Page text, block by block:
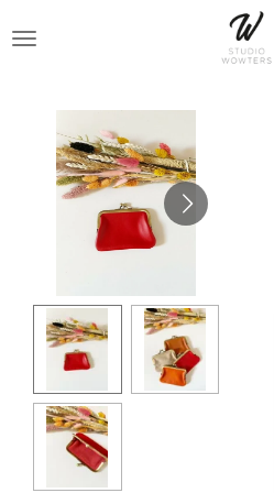
direct
hoofdinhoud